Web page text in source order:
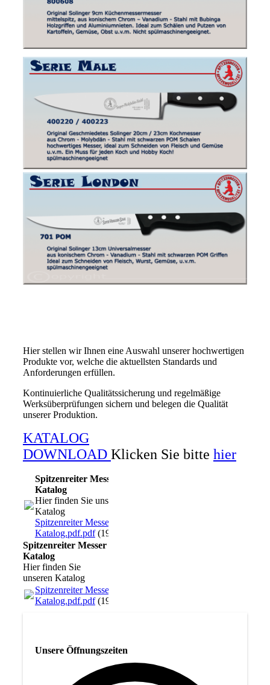
Hier stellen wir Ihnen eine Auswahl unserer hochwertigen
Produkte vor, welche die aktuellsten Standards und
Anforderungen erfüllen.
Kontinuierliche Qualitätssicherung und regelmäßige
Werksüberprüfungen sichern und belegen die Qualität
unserer Produktion.
KATALOG
DOWNLOAD Klicken Sie bitte hier
Spitzenreiter Messer
Katalog
Hier finden Sie unseren
Katalog
Spitzenreiter Messer
Katalog.pdf.pdf(19.5MB)
Spitzenreiter Messer
Katalog
Hier finden Sie
unseren Katalog
Spitzenreiter Messer
Katalog.pdf.pdf(19.5MB)
Unsere Öffnungszeiten